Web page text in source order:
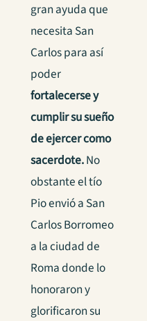
gran ayuda que
necesita San
Carlos para así
poder
fortalecerse y
cumplir su sueño
de ejercer como
sacerdote.No
obstante el tío
Pio envió a San
Carlos Borromeo
a la ciudad de
Roma donde lo
honoraron y
glorificaron su